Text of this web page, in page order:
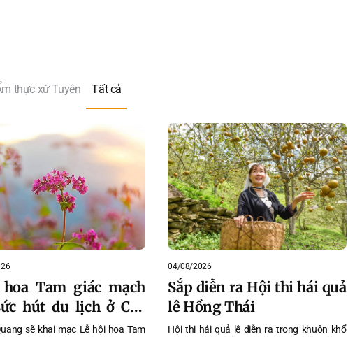
thực xứ Tuyên Tất cả
Tam giác mạch
hút du lịch ở Cao
đá Tuyên Quang
sẽ khai mạc Lễ hội hoa Tam
04/08/2026
Sắp diễn ra Hội thi hái quả
lê Hồng Thái
Hội thi hái quả lê diễn ra trong khuôn khổ